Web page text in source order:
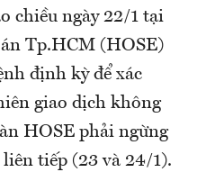
chiều ngày 22/1 tại
Tp.HCM (HOSE)
định kỳ để xác
giao dịch không
HOSE phải ngừng
tiếp (23 và 24/1).